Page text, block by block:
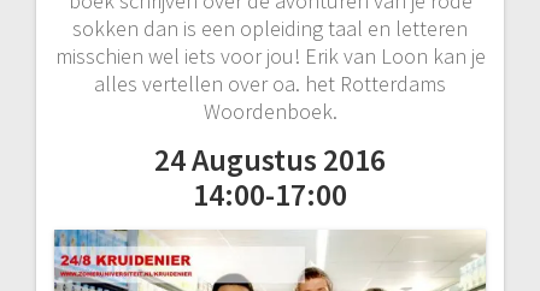
sokken dan is een opleiding taal en letteren
misschien wel iets voor jou! Erik van Loon kan je
alles vertellen over oa. het Rotterdams
Woordenboek.
24 Augustus 2016
14:00-17:00